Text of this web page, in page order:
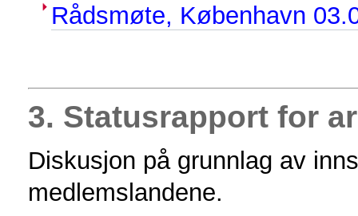
Rådsmøte, København
3. Statusrapport for
Diskusjon på grunnlag av
medlemslandene.